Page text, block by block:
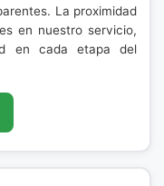
La proximidad
en nuestro servicio,
en cada etapa del